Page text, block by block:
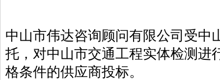
中山市伟达咨询顾问有限公司受中
托，对中山市交通工程实体检测进
格条件的供应商投标。